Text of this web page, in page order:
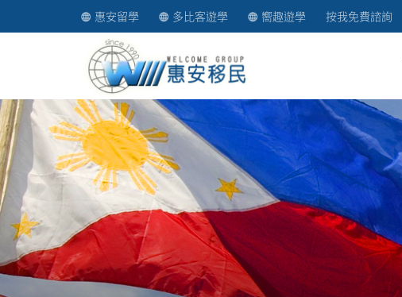
惠安留學 多比客遊學 嚮趣遊學 按我免費諮詢